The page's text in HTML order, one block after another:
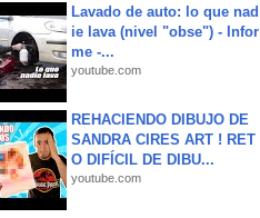
Lavado de auto: lo que nad
ie lava (nivel "obse") - Infor
me -...
youtube.com
REHACIENDO DIBUJO DE
SANDRA CIRES ART ! RET
O DIFÍCIL DE DIBU...
youtube.com